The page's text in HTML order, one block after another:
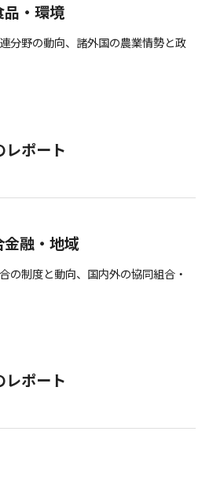
・環境
分野の動向、諸外国の農業情勢と政
レポート
融・地域
の制度と動向、国内外の協同組合・
レポート